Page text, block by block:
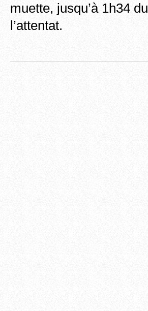
muette, jusqu’à 1h34
l’attentat.